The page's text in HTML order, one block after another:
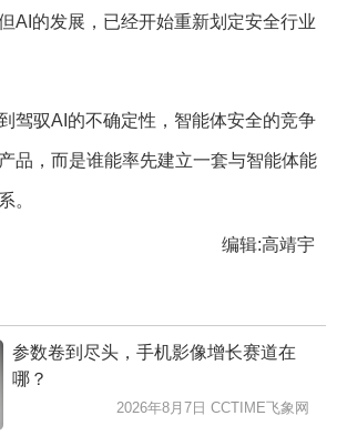
AI的发展，已经开始重新划定安全行业
驾驭AI的不确定性，智能体安全的竞争
品，而是谁能率先建立一套与智能体能
。
编辑:高靖宇
参数卷到尽头，手机影像增长赛道在
哪？
2026年8月7日 CCTIME飞象网